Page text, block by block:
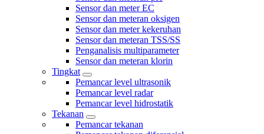
Sensor dan meter EC
Sensor dan meteran oksigen
Sensor dan meter kekeruhan
Sensor dan meteran TSS/SS
Penganalisis multiparameter
Sensor dan meteran klorin
Tingkat
Pemancar level ultrasonik
Pemancar level radar
Pemancar level hidrostatik
Tekanan
Pemancar tekanan